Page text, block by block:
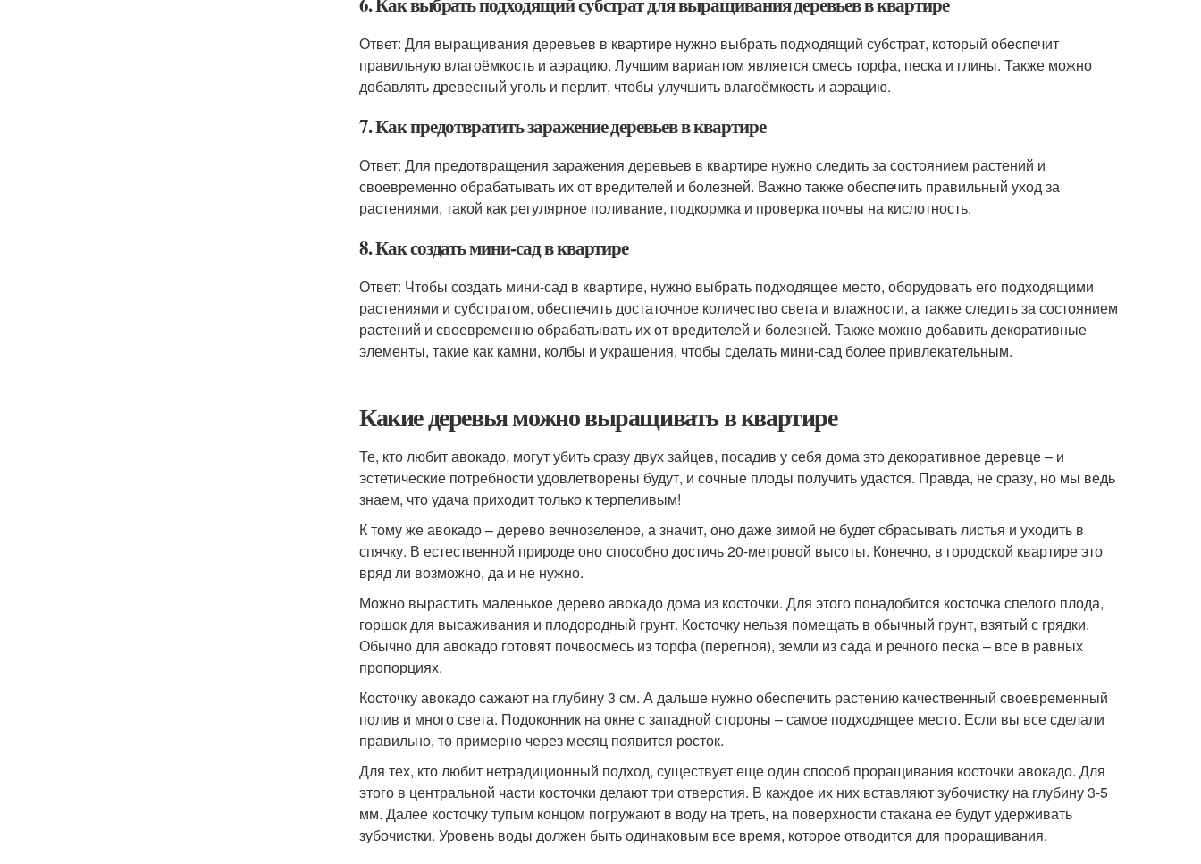
Ответ: Для выращивания деревьев в квартире нужно выбрать подходящий субстрат, который обеспечит
правильную влагоёмкость и аэрацию. Лучшим вариантом является смесь торфа, песка и глины. Также можно
добавлять древесный уголь и перлит, чтобы улучшить влагоёмкость и аэрацию.
7. Как предотвратить заражение деревьев в квартире
Ответ: Для предотвращения заражения деревьев в квартире нужно следить за состоянием растений и
своевременно обрабатывать их от вредителей и болезней. Важно также обеспечить правильный уход за
растениями, такой как регулярное поливание, подкормка и проверка почвы на кислотность.
8. Как создать мини-сад в квартире
Ответ: Чтобы создать мини-сад в квартире, нужно выбрать подходящее место, оборудовать его подходящими
растениями и субстратом, обеспечить достаточное количество света и влажности, а также следить за состоянием
растений и своевременно обрабатывать их от вредителей и болезней. Также можно добавить декоративные
элементы, такие как камни, колбы и украшения, чтобы сделать мини-сад более привлекательным.
Какие деревья можно выращивать в квартире
Те, кто любит авокадо, могут убить сразу двух зайцев, посадив у себя дома это декоративное деревце – и
эстетические потребности удовлетворены будут, и сочные плоды получить удастся. Правда, не сразу, но мы ведь
знаем, что удача приходит только к терпеливым!
К тому же авокадо – дерево вечнозеленое, а значит, оно даже зимой не будет сбрасывать листья и уходить в
спячку. В естественной природе оно способно достичь 20-метровой высоты. Конечно, в городской квартире это
вряд ли возможно, да и не нужно.
Можно вырастить маленькое дерево авокадо дома из косточки. Для этого понадобится косточка спелого плода,
горшок для высаживания и плодородный грунт. Косточку нельзя помещать в обычный грунт, взятый с грядки.
Обычно для авокадо готовят почвосмесь из торфа (перегноя), земли из сада и речного песка – все в равных
пропорциях.
Косточку авокадо сажают на глубину 3 см. А дальше нужно обеспечить растению качественный своевременный
полив и много света. Подоконник на окне с западной стороны – самое подходящее место. Если вы все сделали
правильно, то примерно через месяц появится росток.
Для тех, кто любит нетрадиционный подход, существует еще один способ проращивания косточки авокадо. Для
этого в центральной части косточки делают три отверстия. В каждое их них вставляют зубочистку на глубину 3-5
мм. Далее косточку тупым концом погружают в воду на треть, на поверхности стакана ее будут удерживать
зубочистки. Уровень воды должен быть одинаковым все время, которое отводится для проращивания.